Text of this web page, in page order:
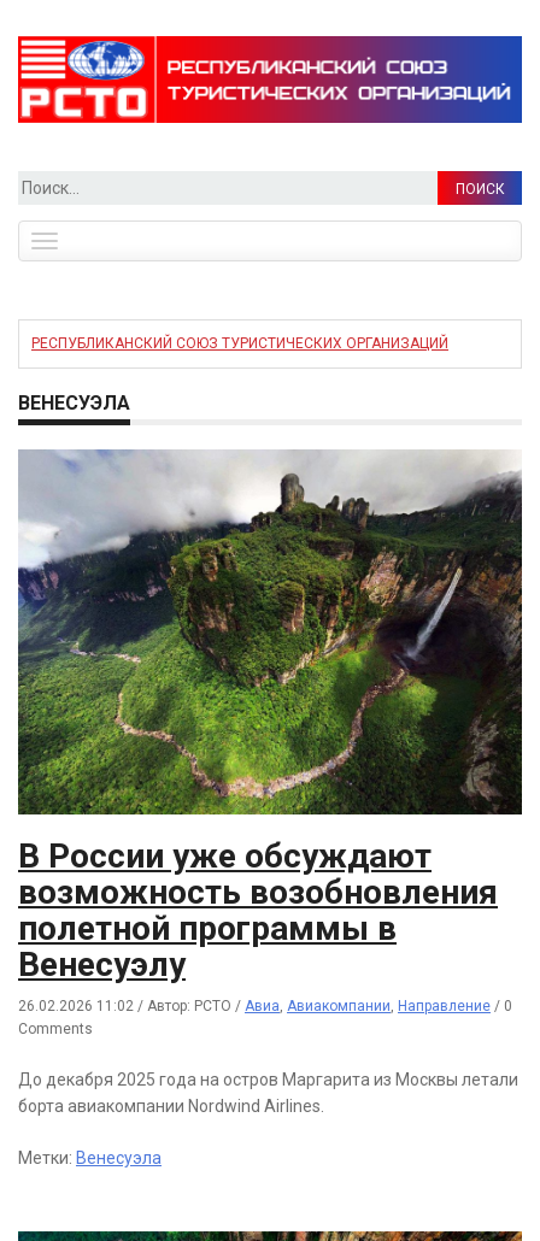
Найти:
navigation
РЕСПУБЛИКАНСКИЙ СОЮЗ ТУРИСТИЧЕСКИХ ОРГАНИЗАЦИЙ
ВЕНЕСУЭЛА
В России уже обсуждают
возможность возобновления
полетной программы в
Венесуэлу
26.02.2026 11:02 / Автор: РСТО / Авиа, Авиакомпании, Направление / 0
Comments
До декабря 2025 года на остров Маргарита из Москвы летали
борта авиакомпании Nordwind Airlines.
Метки: Венесуэла